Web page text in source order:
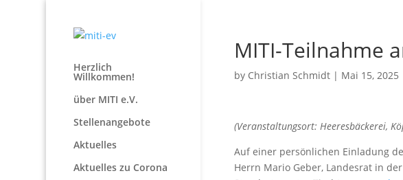
Herzlich
Willkommen!
über MITI e.V.
Stellenangebote
Aktuelles
Aktuelles zu Corona
MITI-Teilnahme
by Christian Schmidt | Mai 15, 2025
(Veranstaltungsort: Heeresbäckerei,
Auf einer persönlichen Einladung
Herrn Mario Geber, Landesrat in